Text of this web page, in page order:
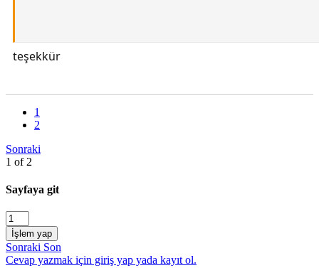
[Gizli içerik]
teşekkür
1
2
Sonraki
1 of 2
Sayfaya git
İşlem yap
Sonraki Son
Cevap yazmak için giriş yap yada kayıt ol.